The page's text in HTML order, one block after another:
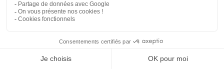
VOTRE COMPTE